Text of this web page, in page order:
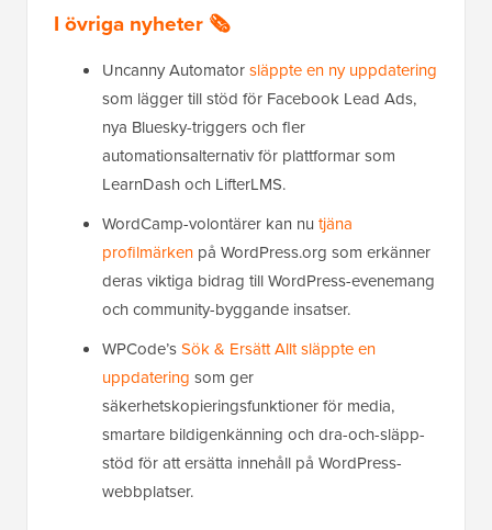
I övriga nyheter 🗞️
Uncanny Automatorsläppte en ny uppdatering
som lägger till stöd för Facebook Lead Ads,
nya Bluesky-triggers och fler
automationsalternativ för plattformar som
LearnDash och LifterLMS.
WordCamp-volontärer kan nu tjäna
profilmärken på WordPress.org som erkänner
deras viktiga bidrag till WordPress-evenemang
och community-byggande insatser.
WPCode’sSök & Ersätt Allt släppte en
uppdatering som ger
säkerhetskopieringsfunktioner för media,
smartare bildigenkänning och dra-och-släpp-
stöd för att ersätta innehåll på WordPress-
webbplatser.